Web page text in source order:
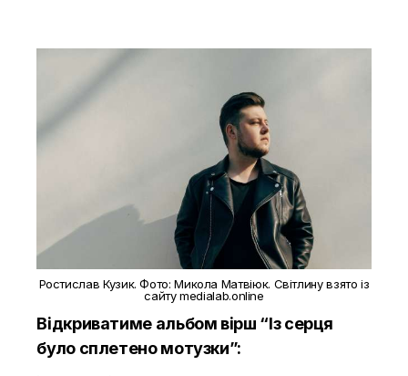
Ростислав Кузик. Фото: Микола Матвіюк. Світлину взято із
сайтуmedialab.online
Відкриватиме альбом вірш “Із серця
було сплетено мотузки”: